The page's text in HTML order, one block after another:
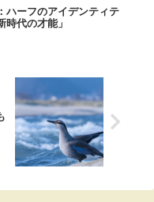
ハーフのアイデンティテ
時代の才能」